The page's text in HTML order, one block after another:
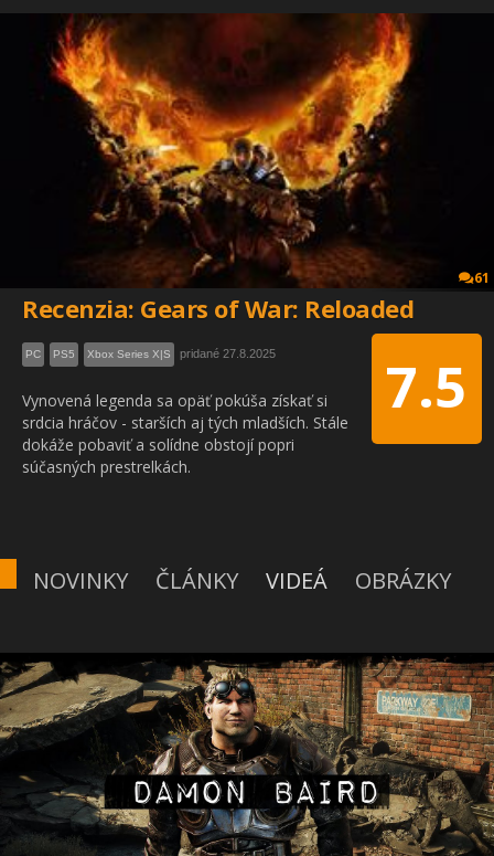
61
Recenzia: Gears of War: Reloaded
7.5
PC PS5 Xbox Series X|S pridané 27.8.2025
Vynovená legenda sa opäť pokúša získať si
srdcia hráčov - starších aj tých mladších. Stále
dokáže pobaviť a solídne obstojí popri
súčasných prestrelkách.
NOVINKY ČLÁNKY VIDEÁ OBRÁZKY